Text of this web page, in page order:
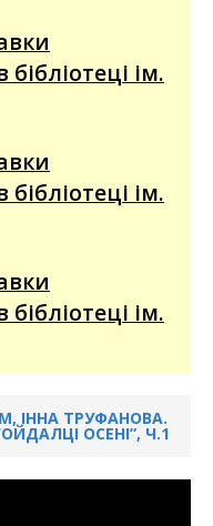
ім.
ім.
ім.
ІННА ТРУФАНОВА.
ОСЕНІ”, Ч.1